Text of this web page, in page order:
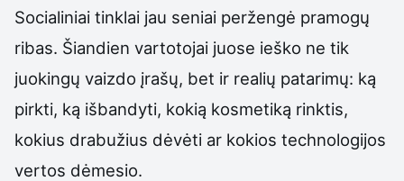
Socialiniai tinklai jau seniai peržengė pramogų
ribas. Šiandien vartotojai juose ieško ne tik
juokingų vaizdo įrašų, bet ir realių patarimų: ką
pirkti, ką išbandyti, kokią kosmetiką rinktis,
kokius drabužius dėvėti ar kokios technologijos
vertos dėmesio.